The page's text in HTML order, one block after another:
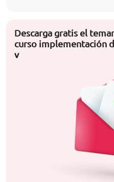
Descarga gratis el
curso implementación
v